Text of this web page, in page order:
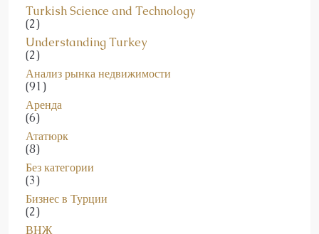
Turkish Science and Technology
(2)
Understanding Turkey
(2)
Анализ рынка недвижимости
(91)
Аренда
(6)
Ататюрк
(8)
Без категории
(3)
Бизнес в Турции
(2)
ВНЖ